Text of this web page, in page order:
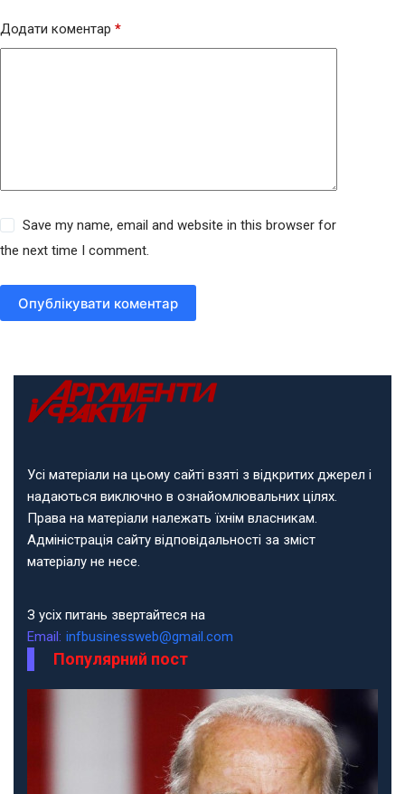
Додати коментар *
Save my name, email and website in this browser for
the next time I comment.
Опублікувати коментар
Усі матеріали на цьому сайті взяті з відкритих джерел і
надаються виключно в ознайомлювальних цілях.
Права на матеріали належать їхнім власникам.
Адміністрація сайту відповідальності за зміст
матеріалу не несе.
З усіх питань звертайтеся на
Email: infbusinessweb@gmail.com
Популярний пост